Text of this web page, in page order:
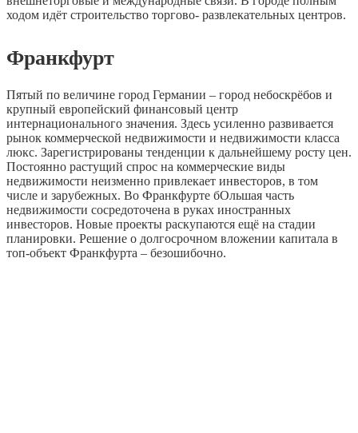
ходом идёт строительство торгово- развлекательных центров.
Франкфурт
Пятый по величине город Германии – город небоскрёбов и
крупный европейский финансовый центр
интернационального значения. Здесь усиленно развивается
рынок коммерческой недвижимости и недвижимости класса
люкс. Зарегистрированы тенденции к дальнейшему росту цен.
Постоянно растущий спрос на коммерческие виды
недвижимости неизменно привлекает инвесторов, в том
числе и зарубежных. Во Франкфурте бОльшая часть
недвижимости сосредоточена в руках иностранных
инвесторов. Новые проекты раскупаются ещё на стадии
планировки. Решение о долгосрочном вложении капитала в
топ-объект Франкфурта – безошибочно.